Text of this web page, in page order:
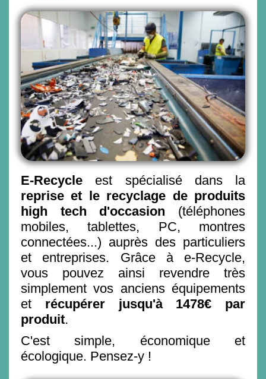
E-Recycle est spécialisé dans la
reprise et le recyclage de produits
high tech d'occasion (téléphones
mobiles, tablettes, PC, montres
connectées...) auprès des particuliers
et entreprises. Grâce à e-Recycle,
vous pouvez ainsi revendre très
simplement vos anciens équipements
et récupérer jusqu'à 1478€ par
produit.
C'est simple, économique et
écologique. Pensez-y !